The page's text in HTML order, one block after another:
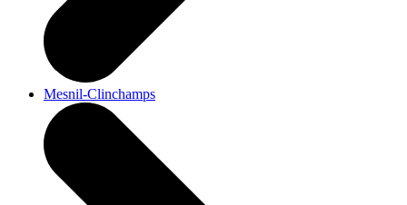
Mesnil-Clinchamps